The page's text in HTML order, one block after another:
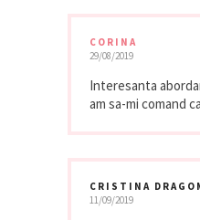
CORINA
29/08/2019
Interesanta
am sa-mi comand
CRISTINA
11/09/2019